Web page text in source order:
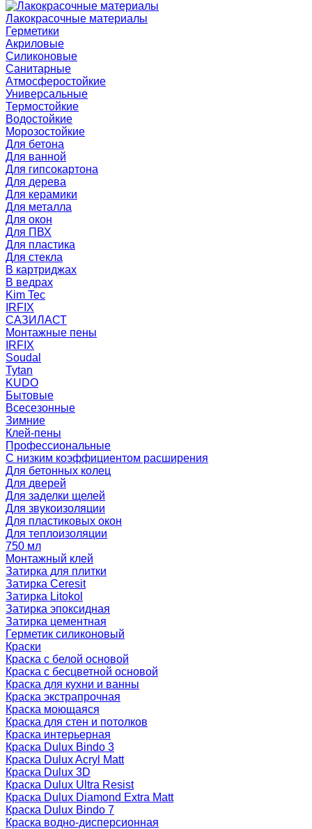
Лакокрасочные материалы
Герметики
Акриловые
Силиконовые
Санитарные
Атмосферостойкие
Универсальные
Термостойкие
Водостойкие
Морозостойкие
Для бетона
Для ванной
Для гипсокартона
Для дерева
Для керамики
Для металла
Для окон
Для ПВХ
Для пластика
Для стекла
В картриджах
В ведрах
Kim Tec
IRFIX
САЗИЛАСТ
Монтажные пены
IRFIX
Soudal
Tytan
KUDO
Бытовые
Всесезонные
Зимние
Клей-пены
Профессиональные
С низким коэффициентом расширения
Для бетонных колец
Для дверей
Для заделки щелей
Для звукоизоляции
Для пластиковых окон
Для теплоизоляции
750 мл
Монтажный клей
Затирка для плитки
Затирка Ceresit
Затирка Litokol
Затирка эпоксидная
Затирка цементная
Герметик силиконовый
Краски
Краска с белой основой
Краска с бесцветной основой
Краска для кухни и ванны
Краска экстрапрочная
Краска моющаяся
Краска для стен и потолков
Краска интерьерная
Краска Dulux Bindo 3
Краска Dulux Acryl Matt
Краска Dulux 3D
Краска Dulux Ultra Resist
Краска Dulux Diamond Extra Matt
Краска Dulux Bindo 7
Краска водно-дисперсионная